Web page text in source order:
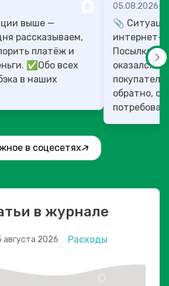
выше —
рассказываем,
платёж и
всех
в наших
05.08.2026
📎
интернет-
Посылка
оказался в
обратно,
переп...
в соцесетях
в журнале
августа 2026 Расходы